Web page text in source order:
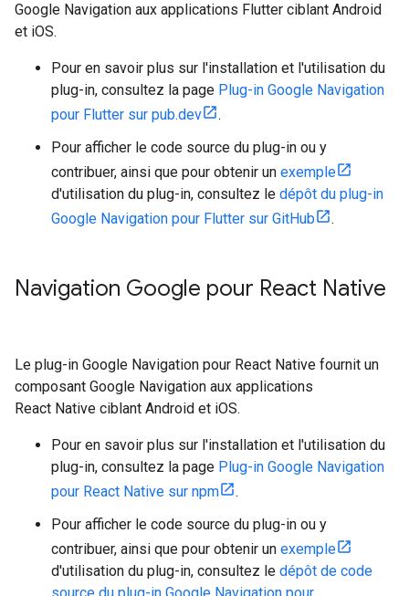
Google Navigation aux applications Flutter ciblant Android
et iOS.
Pour en savoir plus sur l'installation et l'utilisation du
plug-in, consultez la page Plug-in Google Navigation
pour Flutter sur pub.dev
.
Pour afficher le code source du plug-in ou y
contribuer, ainsi que pour obtenir un exemple
d'utilisation du plug-in, consultez le dépôt du plug-in
Google Navigation pour Flutter sur GitHub
.
Navigation Google pour React Native
Le plug-in Google Navigation pour React Native fournit un
composant Google Navigation aux applications
React Native ciblant Android et iOS.
Pour en savoir plus sur l'installation et l'utilisation du
plug-in, consultez la page Plug-in Google Navigation
pour React Native sur npm
.
Pour afficher le code source du plug-in ou y
contribuer, ainsi que pour obtenir un exemple
d'utilisation du plug-in, consultez le dépôt de code